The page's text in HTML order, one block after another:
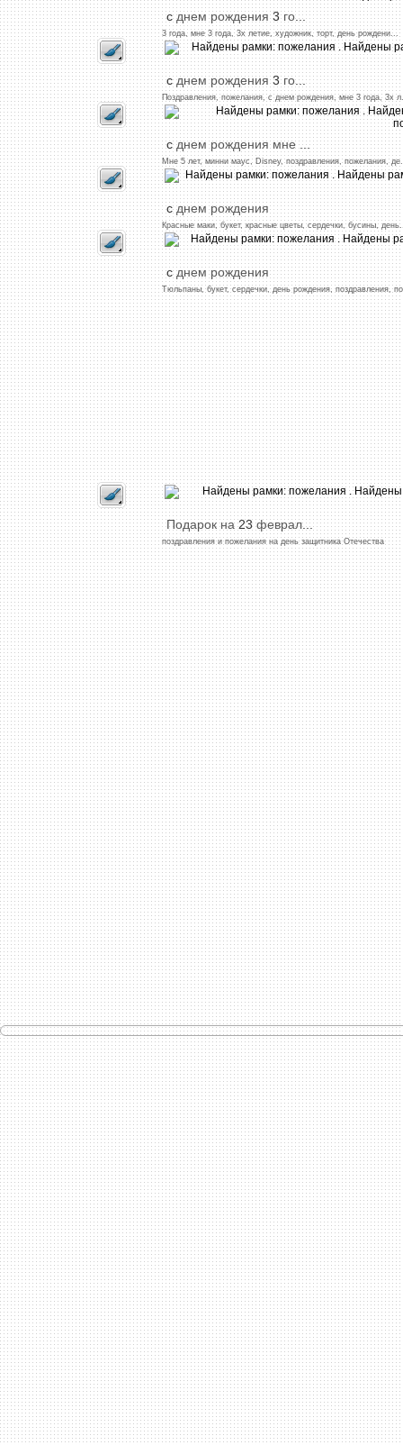
сднем рождения3го...
3 года, мне3 года, 3х летие, художник, торт, день рождени ...
сднем рождения3го...
Поздравления, пожелания, с днем рождения, мне 3 года, 3х
сднем рождения мне...
Мне 5лет, минни маус, Disney, поздравления, пожелания, де
сднем рождения
Красные маки, букет, красные цветы, сердечки, бусины, день
сднем рождения
Тюльпаны, букет, сердечки, день рождения, поздравления, по
Подарок на23феврал...
поздравленияипожелания на день защитника Отечества